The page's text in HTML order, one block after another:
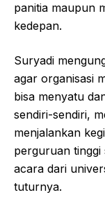
panitia maupun
kedepan.
Suryadi
agar organisasi
bisa menyatu
sendiri-sendiri,
menjalankan
perguruan tinggi
acara dari
tuturnya.